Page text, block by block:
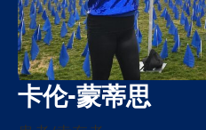
卡伦-蒙蒂思